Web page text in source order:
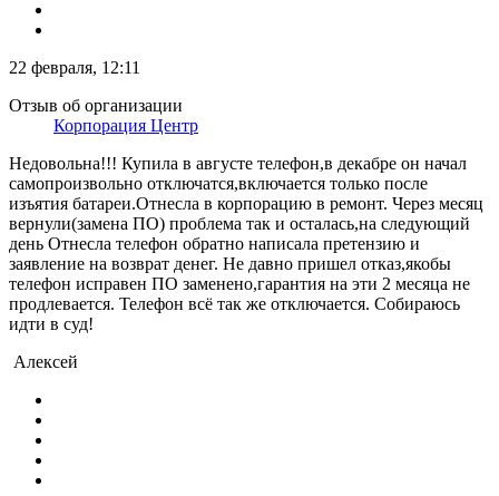
22 февраля, 12:11
Отзыв об организации
Корпорация Центр
Недовольна!!! Купила в августе телефон,в декабре он начал
самопроизвольно отключатся,включается только после
изъятия батареи.Отнесла в корпорацию в ремонт. Через месяц
вернули(замена ПО) проблема так и осталась,на следующий
день Отнесла телефон обратно написала претензию и
заявление на возврат денег. Не давно пришел отказ,якобы
телефон исправен ПО заменено,гарантия на эти 2 месяца не
продлевается. Телефон всё так же отключается. Собираюсь
идти в суд!
Алексей